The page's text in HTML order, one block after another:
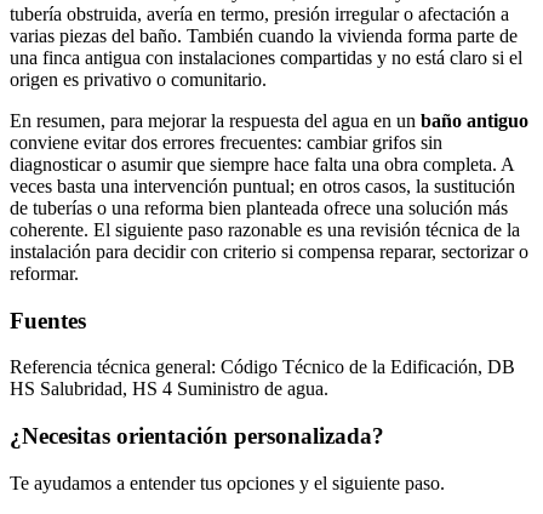
tubería obstruida, avería en termo, presión irregular o afectación a
varias piezas del baño. También cuando la vivienda forma parte de
una finca antigua con instalaciones compartidas y no está claro si el
origen es privativo o comunitario.
En resumen, para mejorar la respuesta del agua en un baño antiguo
conviene evitar dos errores frecuentes: cambiar grifos sin
diagnosticar o asumir que siempre hace falta una obra completa. A
veces basta una intervención puntual; en otros casos, la sustitución
de tuberías o una reforma bien planteada ofrece una solución más
coherente. El siguiente paso razonable es una revisión técnica de la
instalación para decidir con criterio si compensa reparar, sectorizar o
reformar.
Fuentes
Referencia técnica general: Código Técnico de la Edificación, DB
HS Salubridad, HS 4 Suministro de agua.
¿Necesitas orientación personalizada?
Te ayudamos a entender tus opciones y el siguiente paso.